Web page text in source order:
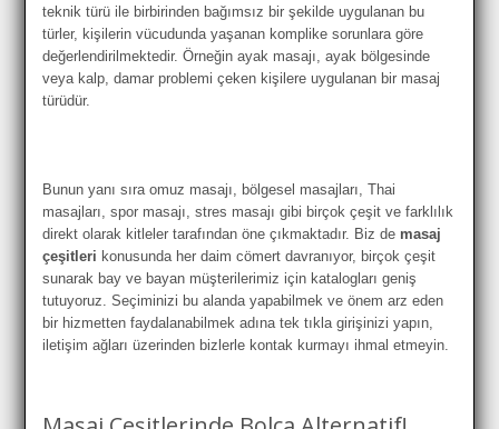
teknik türü ile birbirinden bağımsız bir şekilde uygulanan bu
türler, kişilerin vücudunda yaşanan komplike sorunlara göre
değerlendirilmektedir. Örneğin ayak masajı, ayak bölgesinde
veya kalp, damar problemi çeken kişilere uygulanan bir masaj
türüdür.
Bunun yanı sıra omuz masajı, bölgesel masajları, Thai
masajları, spor masajı, stres masajı gibi birçok çeşit ve farklılık
direkt olarak kitleler tarafından öne çıkmaktadır. Biz de masaj
çeşitleri konusunda her daim cömert davranıyor, birçok çeşit
sunarak bay ve bayan müşterilerimiz için katalogları geniş
tutuyoruz. Seçiminizi bu alanda yapabilmek ve önem arz eden
bir hizmetten faydalanabilmek adına tek tıkla girişinizi yapın,
iletişim ağları üzerinden bizlerle kontak kurmayı ihmal etmeyin.